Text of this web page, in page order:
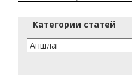
Категории статей